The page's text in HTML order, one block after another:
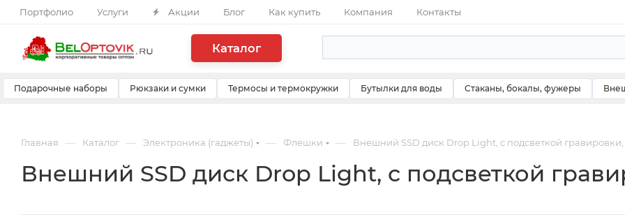
Портфолио Услуги Акции Блог Как купить Компания Контакты
Каталог
Подарочные наборы Рюкзаки и сумки Термосы и термокружки Бутылки для воды Стаканы, бокалы, фужеры
Главная — Каталог — Электроника (гаджеты) — Флешки — Внешний SSD диск Drop Light, с подсветкой гравировки,
Внешний SSD диск Drop Light, с подсветкой